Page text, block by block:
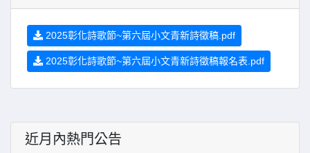
2025彰化詩歌節~第六屆小文青新詩徵稿.pdf
2025彰化詩歌節~第六屆小文青新詩徵稿報名表.pdf
近月內熱門公告